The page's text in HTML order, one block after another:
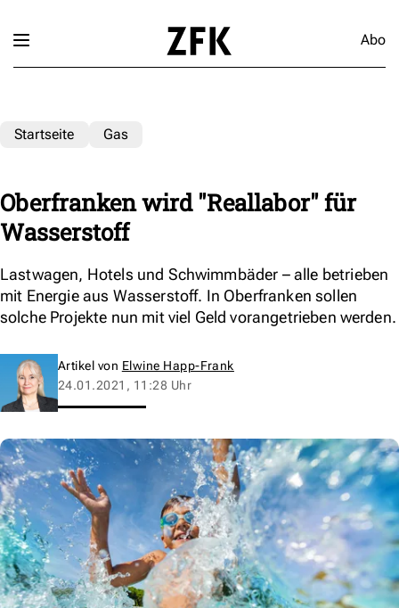
Abo
Startseite Gas
Oberfranken wird "Reallabor" für
Wasserstoff
Lastwagen, Hotels und Schwimmbäder – alle betrieben
mit Energie aus Wasserstoff. In Oberfranken sollen
solche Projekte nun mit viel Geld vorangetrieben werden.
Artikel von Elwine Happ-Frank
24.01.2021, 11:28 Uhr